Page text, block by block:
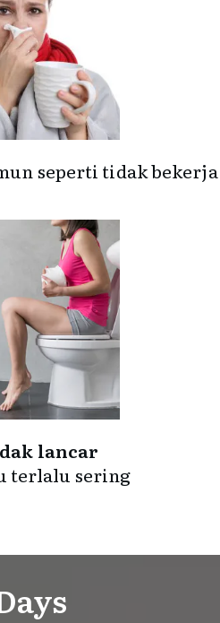
seperti tidak bekerja
lancar
terlalu sering